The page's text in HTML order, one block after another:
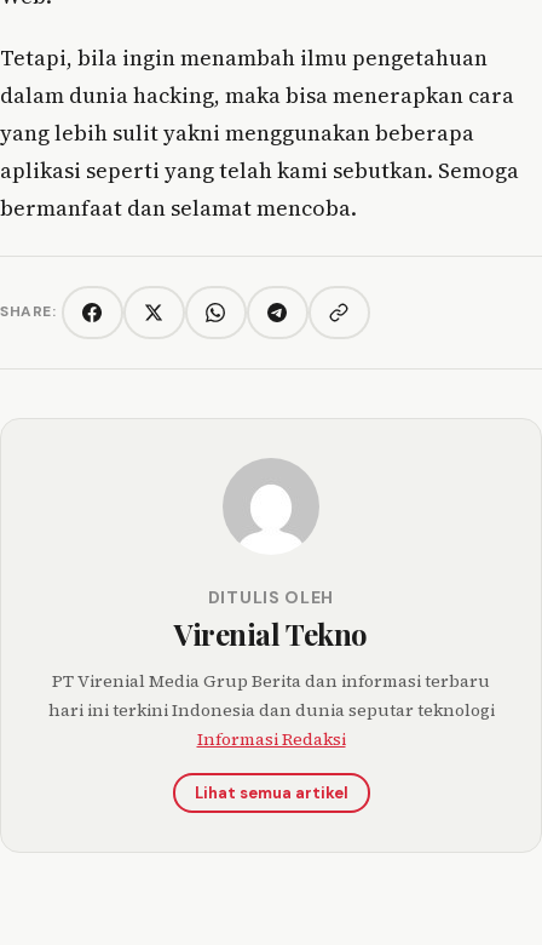
Tetapi, bila ingin menambah ilmu pengetahuan
dalam dunia hacking, maka bisa menerapkan cara
yang lebih sulit yakni menggunakan beberapa
aplikasi seperti yang telah kami sebutkan. Semoga
bermanfaat dan selamat mencoba.
SHARE: FacebookTwitter/XWhatsAppTelegramCopy link
DITULIS OLEH
Virenial Tekno
PT Virenial Media Grup Berita dan informasi terbaru
hari ini terkini Indonesia dan dunia seputar teknologi
Informasi Redaksi
Lihat semua artikel